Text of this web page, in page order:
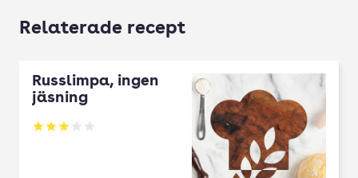
Relaterade recept
Russlimpa, ingen
jäsning
Betyg: 3 av 5